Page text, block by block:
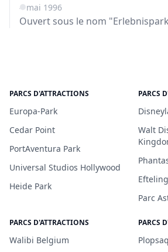
4 mai 1996
Ouvert sous le nom
PARCS D'ATTRACTIONS
Europa-Park
Cedar Point
PortAventura Park
Universal Studios Hollywood
Heide Park
PARCS
Walt
Efteling
Parc
PARCS D'ATTRACTIONS
Walibi Belgium
PARCS